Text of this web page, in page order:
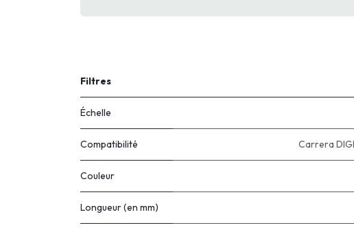
Filtres
Échelle
Compatibilité Carrera
Couleur
Longueur (en mm)